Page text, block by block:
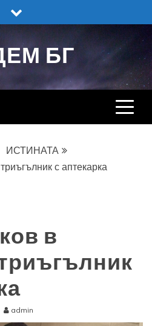
БГ
ИСТИНАТА
с аптекарка
в
admin